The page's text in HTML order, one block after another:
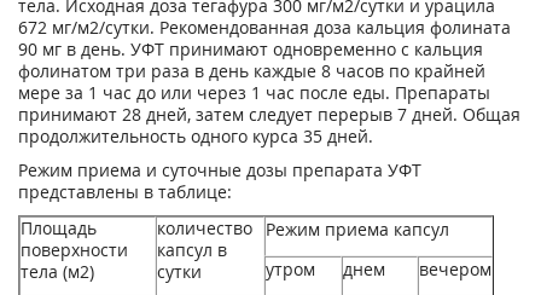
тела. Исходная доза тегафура 300 мг/м2/сутки и урацила
672 мг/м2/сутки. Рекомендованная доза кальция фолината
90 мг в день. УФТ принимают одновременно с кальция
фолинатом три раза в день каждые 8 часов по крайней
мере за 1 час до или через 1 час после еды. Препараты
принимают 28 дней, затем следует перерыв 7 дней. Общая
продолжительность одного курса 35 дней.
Режим приема и суточные дозы препарата УФТ
представлены в таблице:
Площадь
поверхности
тела (м2)
количество
капсул в
сутки
Режим приема капсул
утром
днем
вечером